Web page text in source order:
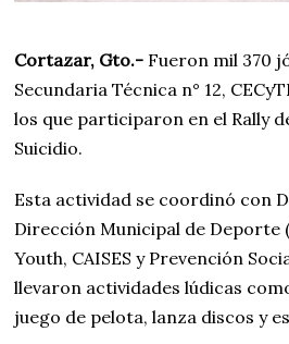
Cortazar, Gto.- Fueron mil 370
Secundaria Técnica n° 12,
los que participaron en el Rally
Suicidio.
Esta actividad se coordinó con
Dirección Municipal de Deporte
Youth, CAISES y Prevención
llevaron actividades lúdicas
juego de pelota, lanza discos y